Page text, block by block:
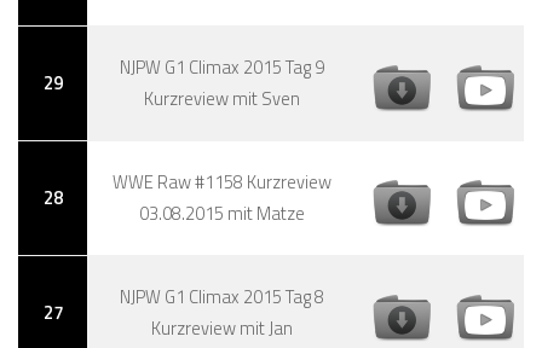
29
NJPW G1 Climax 2015 Tag 9
Kurzreview mit Sven
28
WWE Raw #1158 Kurzreview
03.08.2015 mit Matze
27
NJPW G1 Climax 2015 Tag 8
Kurzreview mit Jan